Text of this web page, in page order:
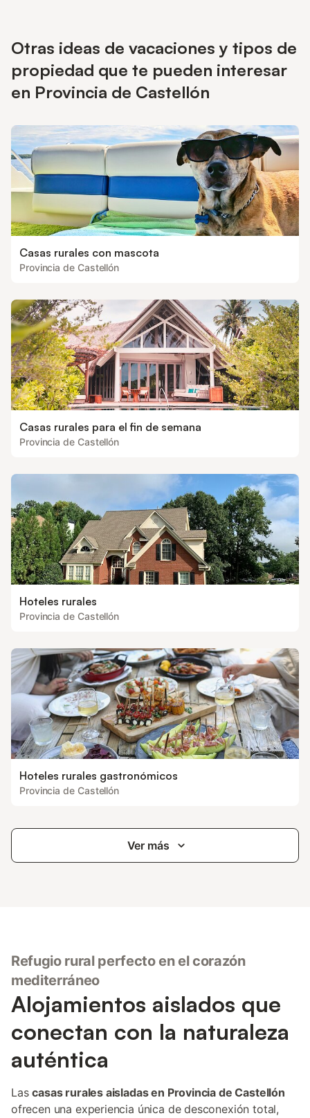
Otras ideas de vacaciones y tipos de
propiedad que te pueden interesar
en Provincia de Castellón
Casas rurales con mascota
Provincia de Castellón
Casas rurales para el fin de semana
Provincia de Castellón
Hoteles rurales
Provincia de Castellón
Hoteles rurales gastronómicos
Provincia de Castellón
Ver más
Refugio rural perfecto en el corazón
mediterráneo
Alojamientos aislados que
conectan con la naturaleza
auténtica
Lascasas rurales aisladas en Provincia de Castellón
ofrecen una experiencia única de desconexión total,